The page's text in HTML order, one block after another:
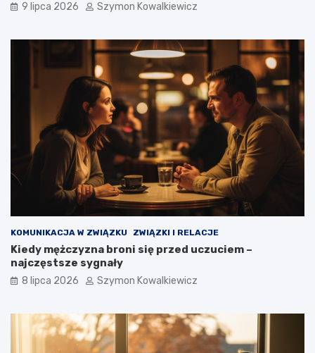
9 lipca 2026 Szymon Kowalkiewicz
KOMUNIKACJA W ZWIĄZKU ZWIĄZKI I RELACJE
Kiedy mężczyzna broni się przed uczuciem –
najczęstsze sygnały
8 lipca 2026 Szymon Kowalkiewicz